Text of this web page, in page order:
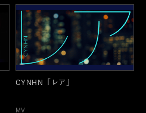
CYNHN「レア」
MV